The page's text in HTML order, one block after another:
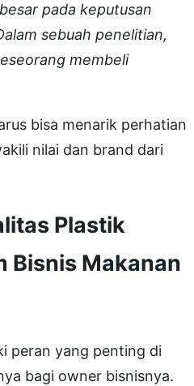
pada keputusan
sebuah penelitian,
membeli
bisa menarik perhatian
nilai dan brand dari
Plastik
Bisnis Makanan
peran yang penting di
bagi owner bisnisnya.